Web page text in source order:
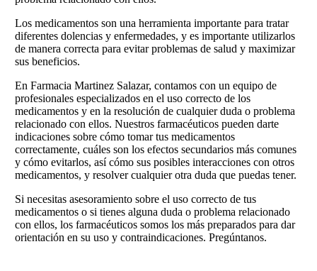
Los medicamentos son una herramienta importante para tratar
diferentes dolencias y enfermedades, y es importante utilizarlos
de manera correcta para evitar problemas de salud y maximizar
sus beneficios.
En Farmacia Martinez Salazar, contamos con un equipo de
profesionales especializados en el uso correcto de los
medicamentos y en la resolución de cualquier duda o problema
relacionado con ellos. Nuestros farmacéuticos pueden darte
indicaciones sobre cómo tomar tus medicamentos
correctamente, cuáles son los efectos secundarios más comunes
y cómo evitarlos, así cómo sus posibles interacciones con otros
medicamentos, y resolver cualquier otra duda que puedas tener.
Si necesitas asesoramiento sobre el uso correcto de tus
medicamentos o si tienes alguna duda o problema relacionado
con ellos, los farmacéuticos somos los más preparados para dar
orientación en su uso y contraindicaciones. Pregúntanos.